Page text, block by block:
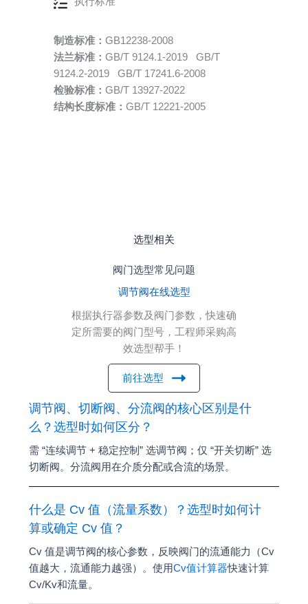
制造标准：GB12238-2008
法兰标准：GB/T 9124.1-2019 GB/T
9124.2-2019 GB/T 17241.6-2008
检验标准：GB/T 13927-2022
结构长度标准：GB/T 12221-2005
选型相关
阀门选型常见问题
调节阀在线选型
根据执行器参数及阀门参数，快速确
定所需要的阀门型号，工程师采购高
效选型帮手！
前往选型
调节阀、切断阀、分流阀的核心区别是什
么？选型时如何区分？
需 “连续调节 + 稳定控制” 选调节阀；仅 “开关切断” 选
切断阀。分流阀用在介质分配或合流的场景。
什么是 Cv 值（流量系数）？选型时如何计
算或确定 Cv 值？
Cv 值是调节阀的核心参数，反映阀门的流通能力（Cv
值越大，流通能力越强）。使用Cv值计算器快速计算
Cv/Kv和流量。